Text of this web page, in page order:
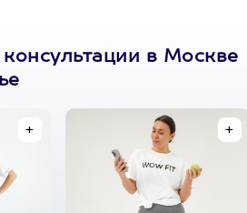
в Москве